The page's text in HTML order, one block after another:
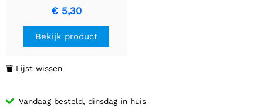
LED Strips
€ 5,30
Bekijk product
 Lijst wissen
Vandaag besteld, dinsdag in huis